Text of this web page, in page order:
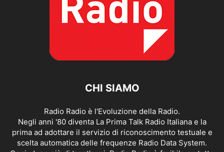
CHI SIAMO
Radio Radio è l'Evoluzione della Radio.
Negli anni '80 diventa La Prima Talk Radio Italiana e la
prima ad adottare il servizio di riconoscimento testuale e
scelta automatica delle frequenze Radio Data System.